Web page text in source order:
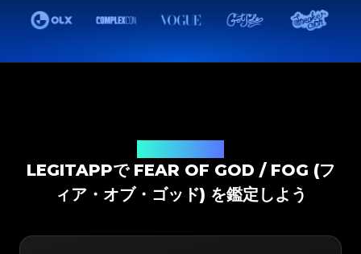
LEGITAPPで FEAR OF GOD / FOG (フ
ィア・オブ・ゴッド) を鑑定しよう